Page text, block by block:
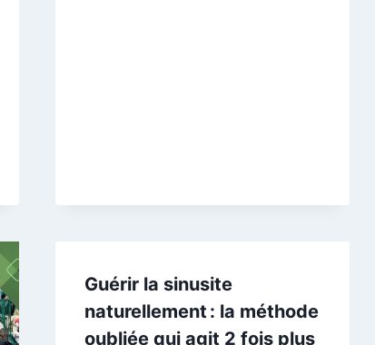
Guérir la sinusite
naturellement : la méthode
oubliée qui agit 2 fois plus